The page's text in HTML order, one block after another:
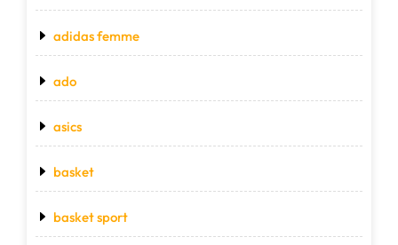
adidas femme
ado
asics
basket
basket sport